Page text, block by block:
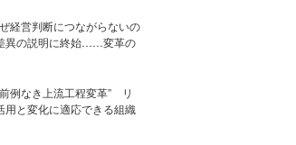
経営判断につながらないの
異の説明に終始……変革の
例なき上流工程変革” リ
用と変化に適応できる組織